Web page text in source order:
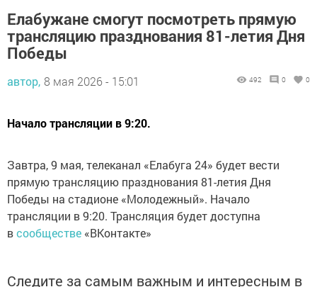
Елабужане смогут посмотреть прямую
трансляцию празднования 81-летия Дня
Победы
автор, 8 мая 2026 - 15:01 492 0 0
Начало трансляции в 9:20.
Завтра, 9 мая, телеканал «Елабуга 24» будет вести
прямую трансляцию празднования 81-летия Дня
Победы на стадионе «Молодежный». Начало
трансляции в 9:20. Трансляция будет доступна
всообществе «ВКонтакте»
Следите за самым важным и интересным в